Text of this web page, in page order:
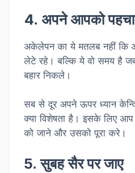
4. अपने आपको
अकेलेपन का ये मतलब नहीं कि
लेटे रहे। बल्कि ये वो समय है
बहार निकले।
सब से दूर अपने ऊपर ध्यान
क्या विशेषता है। इसके लिए
को जाने और उसको पूरा करे।
5. सुबह सैर पर जाए